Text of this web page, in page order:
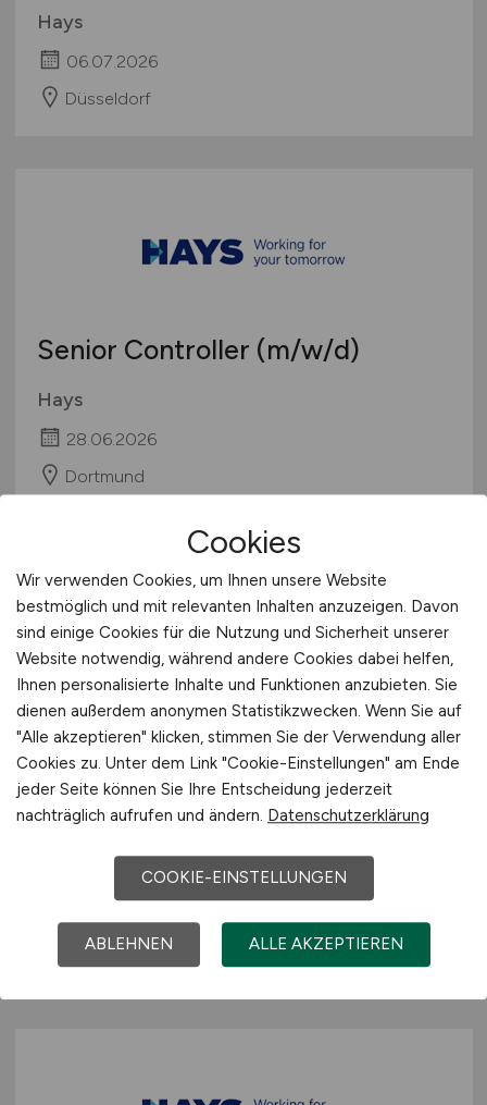
Hays
06.07.2026
Düsseldorf
Senior Controller (m/w/d)
Hays
28.06.2026
Dortmund
Referent Strategisches
Partnermanagement
Bankvertrieb Versicherungen
(m/w/d)
28.06.2026
Cookies
Wir verwenden Cookies, um Ihnen unsere Website
bestmöglich und mit relevanten Inhalten anzuzeigen. Davon
sind einige Cookies für die Nutzung und Sicherheit unserer
Website notwendig, während andere Cookies dabei helfen,
Ihnen personalisierte Inhalte und Funktionen anzubieten. Sie
dienen außerdem anonymen Statistikzwecken. Wenn Sie auf
"Alle akzeptieren" klicken, stimmen Sie der Verwendung aller
Cookies zu. Unter dem Link "Cookie-Einstellungen" am Ende
jeder Seite können Sie Ihre Entscheidung jederzeit
nachträglich aufrufen und ändern. Datenschutzerklärung
COOKIE-EINSTELLUNGEN
ABLEHNEN ALLE AKZEPTIEREN